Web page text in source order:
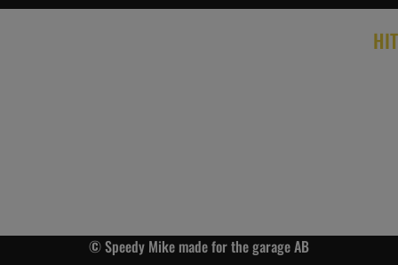
© Speedy Mike made for the garage AB